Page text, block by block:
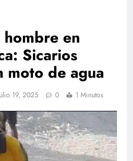
hombre en
Sicarios
moto de agua
19, 2025 0 1 Minutos